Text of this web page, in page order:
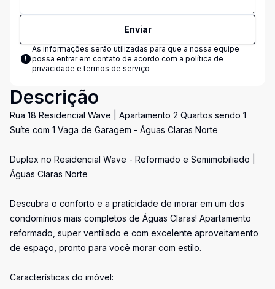
Enviar
As informações serão utilizadas para que a nossa equipe
possa entrar em contato de acordo com a política de
privacidade e termos de serviço
Descrição
Rua 18 Residencial Wave | Apartamento 2 Quartos sendo 1
Suíte com 1 Vaga de Garagem - Águas Claras Norte
Duplex no Residencial Wave - Reformado e Semimobiliado |
Águas Claras Norte
Descubra o conforto e a praticidade de morar em um dos
condomínios mais completos de Águas Claras! Apartamento
reformado, super ventilado e com excelente aproveitamento
de espaço, pronto para você morar com estilo.
Características do imóvel: